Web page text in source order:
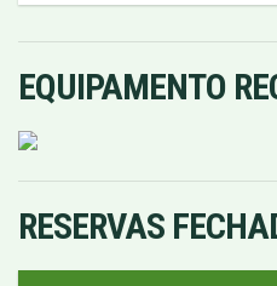
EQUIPAMENTO
RESERVAS